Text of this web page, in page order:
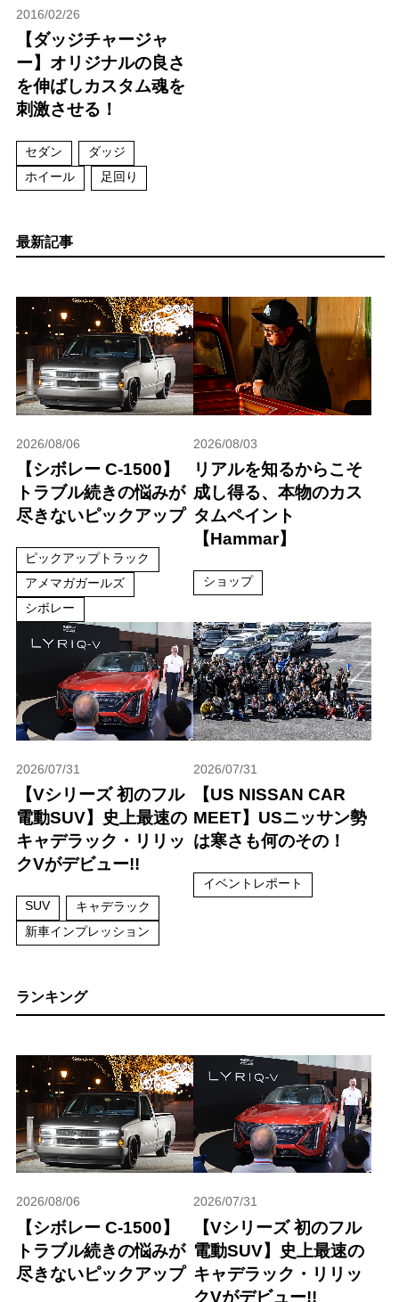
2016/02/26
【ダッジチャージャ
ー】オリジナルの良さ
を伸ばしカスタム魂を
刺激させる！
セダン
ダッジ
ホイール
足回り
最新記事
2026/08/06
【シボレー C-1500】
トラブル続きの悩みが
尽きないピックアップ
ピックアップトラック
アメマガガールズ
シボレー
2026/08/03
リアルを知るからこそ
成し得る、本物のカス
タムペイント
【Hammar】
ショップ
2026/07/31
【Vシリーズ 初のフル
電動SUV】史上最速の
キャデラック・リリッ
クVがデビュー!!
SUV
キャデラック
新車インプレッション
2026/07/31
【US NISSAN CAR
MEET】USニッサン勢
は寒さも何のその！
イベントレポート
ランキング
2026/08/06
【シボレー C-1500】
トラブル続きの悩みが
尽きないピックアップ
2026/07/31
【Vシリーズ 初のフル
電動SUV】史上最速の
キャデラック・リリッ
クVがデビュー!!